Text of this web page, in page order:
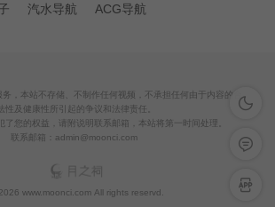
汽水导航 ACG导航
深色模
留言反
APP下
，本站不存储、不制作任何视频，不承担任何由于内容的合
性及健康性所引起的争议和法律责任。
了您的权益，请附说明联系邮箱，本站将第一时间处理。
联系邮箱：admin@moonci.com
www.moonci.com All rights reservd.